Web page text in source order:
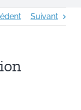
Suivant